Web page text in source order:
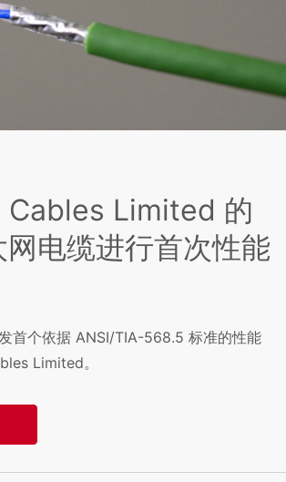
Cables Limited 的
电缆进行首次性能
首个依据 ANSI/TIA-568.5 标准的性能
Limited。